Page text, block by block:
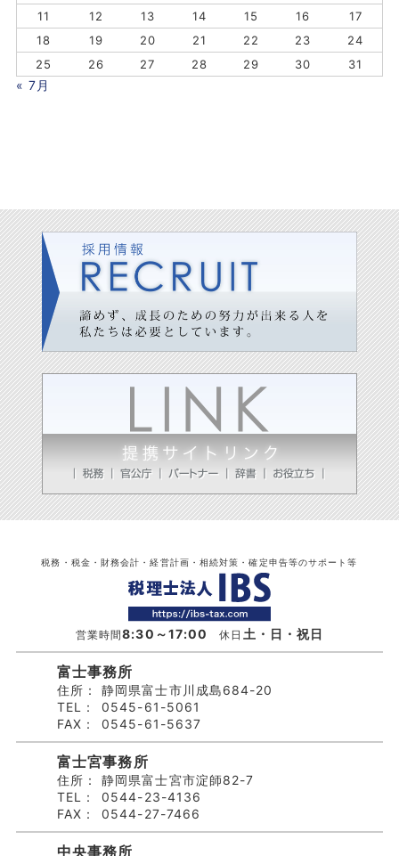
11
12 13 14 15 16
17
18
19 20 21 22 23
24
25
26 27 28 29 30 31
« 7月
税務・税金・財務会計・経営計画・相続対策・確定申告等のサポート等
営業時間8:30～17:00 休日 土・日・祝日
富士事務所
住所：
静岡県富士市川成島684-20
TEL：
0545-61-5061
FAX：
0545-61-5637
富士宮事務所
住所：
静岡県富士宮市淀師82-7
TEL：
0544-23-4136
FAX：
0544-27-7466
中央事務所